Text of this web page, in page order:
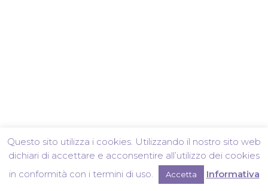
Questo sito utilizza i cookies. Utilizzando il nostro sito web
dichiari di accettare e acconsentire all’utilizzo dei cookies
in conformità con i termini di uso.
Accetta Informativa